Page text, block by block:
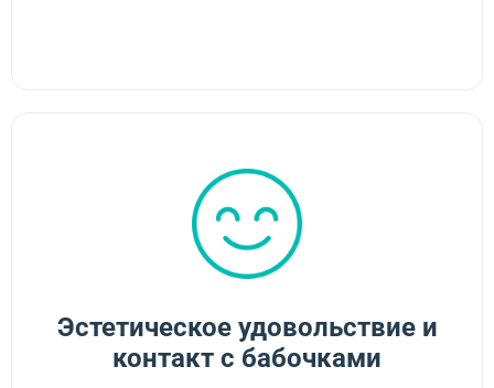
Эстетическое удовольствие и
контакт с бабочками